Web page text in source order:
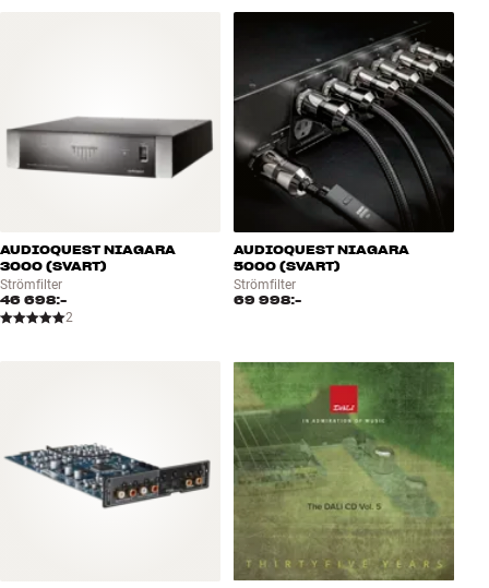
AUDIOQUEST NIAGARA
3000 (SVART)
Strömfilter
46 698:-
2
AUDIOQUEST NIAGARA
5000 (SVART)
Strömfilter
69 998:-